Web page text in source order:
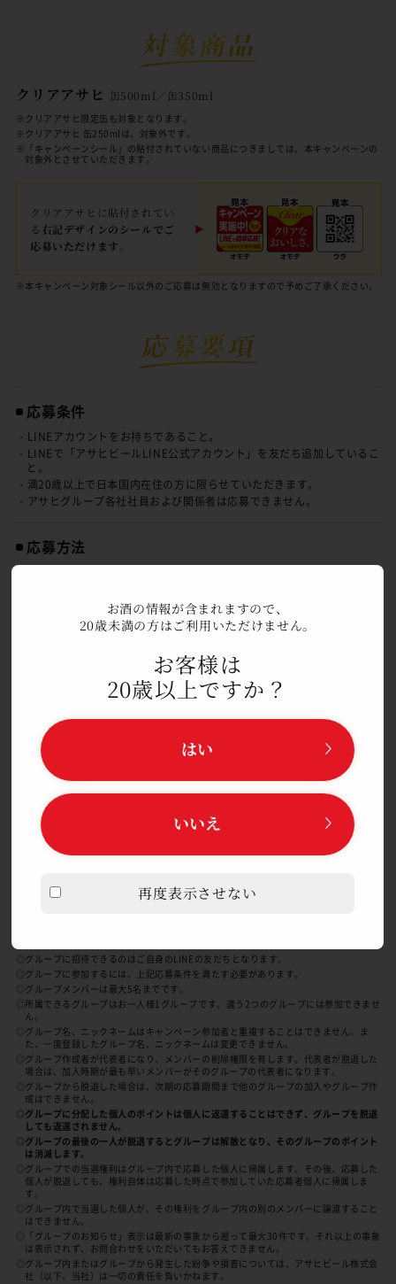
お酒の情報が含まれますので、
20歳未満の方はご利用いただけません。
お客様は
20歳以上ですか？
はい
いいえ
再度表示させない
クリアアサヒ 缶500ml／缶350ml
※クリアアサヒ限定缶も対象となります。
※クリアアサヒ 缶250mlは、対象外です。
※「キャンペーンシール」の貼付されていない商品につきましては、本キャンペーンの
対象外とさせていただきます。
クリアアサヒに貼付されてい
る 右記デザインのシールでご
応募いただけます。
※本キャンペーン対象シール以外のご応募は無効となりますので予めご了承ください。
応募条件
・LINEアカウントをお持ちであること。
・LINEで「アサヒビールLINE公式アカウント」を友だち追加しているこ
と。
・満20歳以上で日本国内在住の方に限らせていただきます。
・アサヒグループ各社社員および関係者は応募できません。
応募方法
トフォンで読み込み、「アサヒビールLINE公式アカウント」を友だ
ち追加すると、英字2文字＋シリアル番号（14桁）がLINEのトーク
をそのまま送信していただくことでポイントが貯まります。貯まった
ポイントに応じてご希望の賞品にご応募いただけます。キャンペーン
シール1枚で1ポイントとなります。同じシールは使えません。ご応
◎LINEアプリが必要となります。お持ちで無い方は事前にダウンロードのうえ、ご利用
ください。
◎最新版のLINEアプリにアップデートしてご利用ください。
◎LINEアカウントをお持ちでない方はご応募できません。
◎「アサヒビールLINE公式アカウント」を友だち追加いただけない場合、ご応募できま
せん。
◎スマートフォンからのみのご応募となります。パソコン・フィーチャーフォン（ガラ
ケー）でのご応募はできません。また、一部機種は非対応となります。
◎本キャンペーン対象シール裏面に印字されている二次元コード以外でのご応募は、無
効となります。
グループ応募
◎グループに招待できるのはご自身のLINEの友だちとなります。
◎グループに参加するには、上記応募条件を満たす必要があります。
◎グループメンバーは最大5名までです。
◎所属できるグループはお一人様1グループです。違う2つのグループには参加できませ
ん。
◎グループ名、ニックネームはキャンペーン参加者と重複することはできません。ま
た、一度登録したグループ名、ニックネームは変更できません。
◎グループ作成者が代表者になり、メンバーの削除権限を有します。代表者が脱退した
場合は、加入時期が最も早いメンバーがそのグループの代表者になります。
◎グループから脱退した場合は、次期の応募期間まで他のグループの加入やグループ作
成はできません。
◎グループに分配した個人のポイントは個人に返還することはできず、グループを脱退
しても返還されません。
◎グループの最後の一人が脱退するとグループは解散となり、そのグループのポイント
は消滅します。
◎グループでの当選権利はグループ内で応募した個人に帰属します。その後、応募した
個人が脱退しても、権利自体は応募した時点で参加していた応募者個人に帰属しま
す。
◎グループ内で当選した個人が、その権利をグループ内の別のメンバーに譲渡すること
はできません。
◎「グループのお知らせ」表示は最新の事象から遡って最大30件です。それ以上の事象
は表示されず、お問合わせをいただいてもお答えできません。
◎グループ内またはグループから発生した紛争や損害については、アサヒビール株式会
社（以下、当社）は一切の責任を負いかねます。